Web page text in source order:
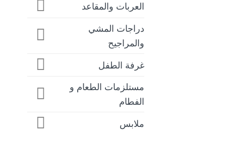
العربات والمقاعد
دراجات المشي
والمراجيح
غرفة الطفل
مستلزمات الطعام و
الفطام
ملابس